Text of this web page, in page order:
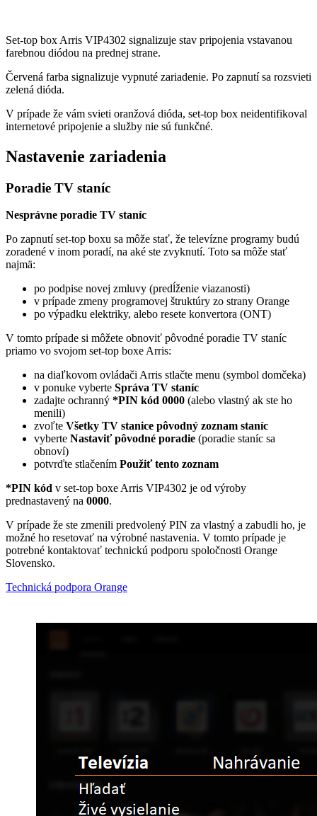
Set-top box Arris VIP4302 signalizuje stav pripojenia vstavanou
farebnou diódou na prednej strane.
Červená farba signalizuje vypnuté zariadenie. Po zapnutí sa rozsvieti
zelená dióda.
V prípade že vám svieti oranžová dióda, set-top box neidentifikoval
internetové pripojenie a služby nie sú funkčné.
Nastavenie zariadenia
Poradie TV staníc
Nesprávne poradie TV staníc
Po zapnutí set-top boxu sa môže stať, že televízne programy budú
zoradené v inom poradí, na aké ste zvyknutí. Toto sa môže stať
najmä:
po podpise novej zmluvy (predĺženie viazanosti)
v prípade zmeny programovej štruktúry zo strany Orange
po výpadku elektriky, alebo resete konvertora (ONT)
V tomto prípade si môžete obnoviť pôvodné poradie TV staníc
priamo vo svojom set-top boxe Arris:
na diaľkovom ovládači Arris stlačte menu (symbol domčeka)
v ponuke vyberte Správa TV staníc
zadajte ochranný *PIN kód 0000 (alebo vlastný ak ste ho
menili)
zvoľte Všetky TV stanice pôvodný zoznam staníc
vyberte Nastaviť pôvodné poradie (poradie staníc sa
obnoví)
potvrďte stlačením Použiť tento zoznam
*PIN kód v set-top boxe Arris VIP4302 je od výroby
prednastavený na 0000.
V prípade že ste zmenili predvolený PIN za vlastný a zabudli ho, je
možné ho resetovať na výrobné nastavenia. V tomto prípade je
potrebné kontaktovať technickú podporu spoločnosti Orange
Slovensko.
Technická podpora Orange